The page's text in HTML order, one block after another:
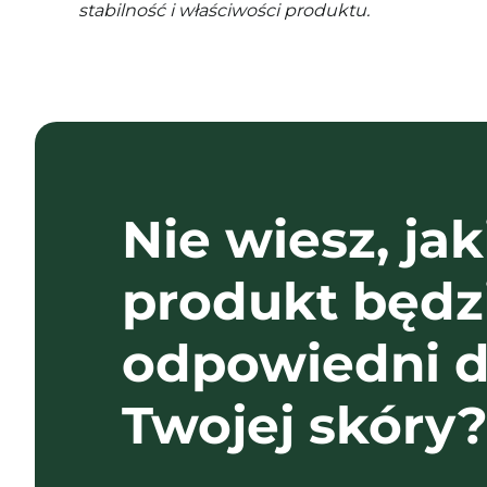
stabilność i właściwości produktu.
Nie wiesz,
produkt
odpowiedni
Twojej skóry?